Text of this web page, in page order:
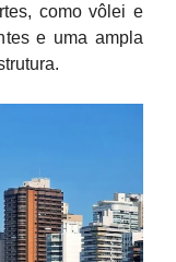
como vôlei e
e uma ampla